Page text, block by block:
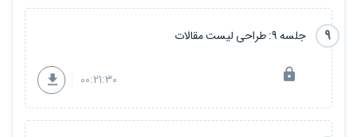
9 جلسه 9: طراحی لیست مقالات
00:21:30